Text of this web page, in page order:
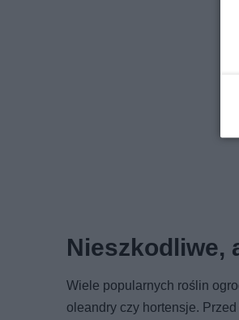
Nieszkodliwe,
Wiele popularnych roślin
oleandry czy hortensje.